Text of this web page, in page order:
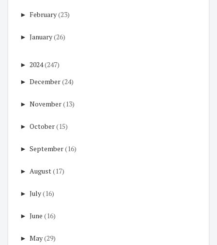
► February(23)
► January(26)
► 2024(247)
► December(24)
► November(13)
► October(15)
► September(16)
► August(17)
► July(16)
► June (16)
► May(29)